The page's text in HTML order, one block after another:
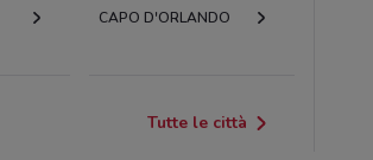
CAPO D'ORLANDO
Tutte le città